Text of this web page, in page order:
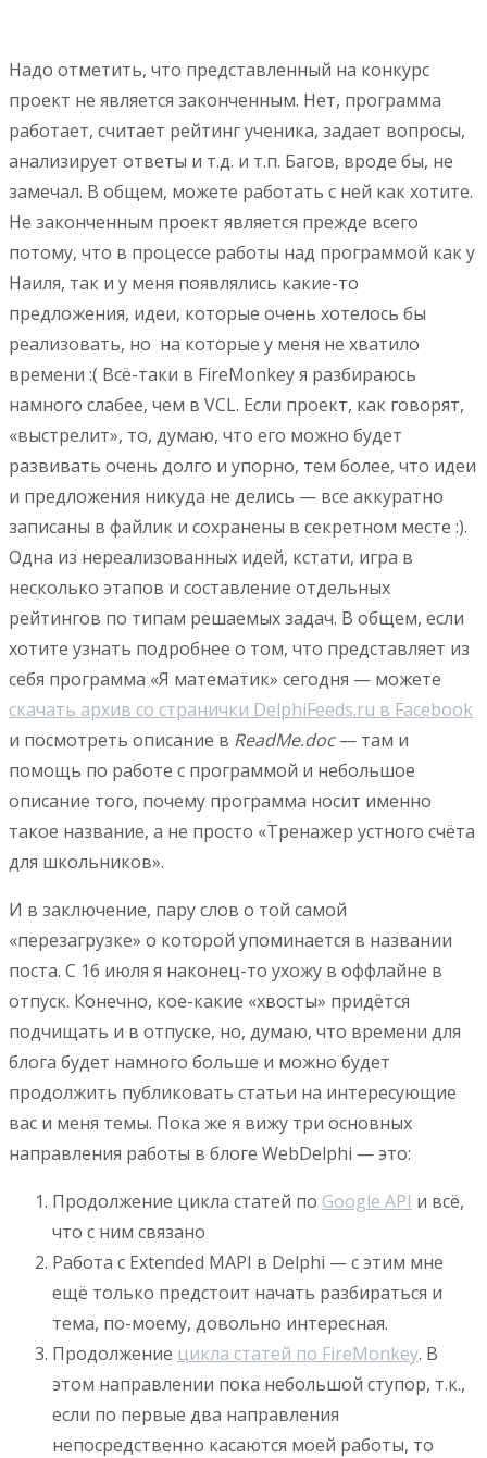
Надо отметить, что представленный на конкурс
проект не является законченным. Нет, программа
работает, считает рейтинг ученика, задает вопросы,
анализирует ответы и т.д. и т.п. Багов, вроде бы, не
замечал. В общем, можете работать с ней как хотите.
Не законченным проект является прежде всего
потому, что в процессе работы над программой как у
Наиля, так и у меня появлялись какие-то
предложения, идеи, которые очень хотелось бы
реализовать, но на которые у меня не хватило
времени :( Всё-таки в FireMonkey я разбираюсь
намного слабее, чем в VCL. Если проект, как говорят,
«выстрелит», то, думаю, что его можно будет
развивать очень долго и упорно, тем более, что идеи
и предложения никуда не делись — все аккуратно
записаны в файлик и сохранены в секретном месте :).
Одна из нереализованных идей, кстати, игра в
несколько этапов и составление отдельных
рейтингов по типам решаемых задач. В общем, если
хотите узнать подробнее о том, что представляет из
себя программа «Я математик» сегодня — можете
скачать архив со странички DelphiFeeds.ru в Facebook
и посмотреть описание в ReadMe.doc— там и
помощь по работе с программой и небольшое
описание того, почему программа носит именно
такое название, а не просто «Тренажер устного счёта
для школьников».
И в заключение, пару слов о той самой
«перезагрузке» о которой упоминается в названии
поста. С 16 июля я наконец-то ухожу в оффлайне в
отпуск. Конечно, кое-какие «хвосты» придётся
подчищать и в отпуске, но, думаю, что времени для
блога будет намного больше и можно будет
продолжить публиковать статьи на интересующие
вас и меня темы. Пока же я вижу три основных
направления работы в блоге WebDelphi — это:
Продолжение цикла статей по Google API и всё,
что с ним связано
Работа с Extended MAPI в Delphi — с этим мне
ещё только предстоит начать разбираться и
тема, по-моему, довольно интересная.
Продолжение цикла статей по FireMonkey. В
этом направлении пока небольшой ступор, т.к.,
если по первые два направления
непосредственно касаются моей работы, то